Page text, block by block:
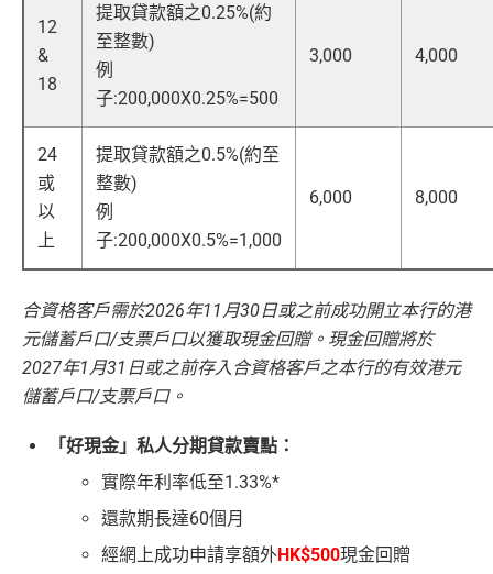
12
&
18
提取貸款額之0.25%(約
至整數)
例
子:200,000X0.25%=500
3,000 4,000
24
或
以
上
提取貸款額之0.5%(約至
整數)
例
子:200,000X0.5%=1,000
6,000 8,000
合資格客戶需於2026年11月30日或之前成功開立本行的港
元儲蓄戶口/支票戶口以獲取現金回贈。現金回贈將於
2027年1月31日或之前存入合資格客戶之本行的有效港元
儲蓄戶口/支票戶口。
「好現金」私人分期貸款賣點：
實際年利率低至1.33%*
還款期長達60個月
經網上成功申請享額外HK$500現金回贈